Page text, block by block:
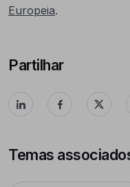
Europeia.
Partilhar
Temas